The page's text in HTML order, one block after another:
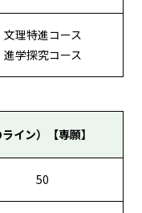
文理特進コース
進学探究コース
ン）【専願】
50